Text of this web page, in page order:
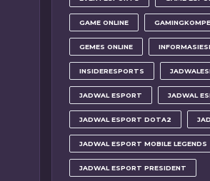
GAME ONLINE
GEMES ONLINE
INSIDERESPORTS
JADWAL ESPORT JADWAL
JADWAL ESPORT DOTA2
JADWAL ESPORT MOBILE LEGENDS
JADWAL ESPORT PRESIDENT